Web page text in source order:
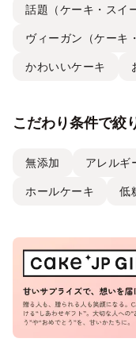
話題（ケーキ・スイ
ヴィーガン（ケーキ
かわいいケーキ
こだわり条件で絞
無添加 アレルギ
ホールケーキ 低